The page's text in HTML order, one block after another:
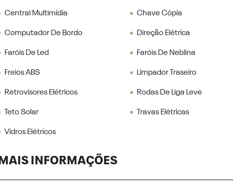
Central Multimídia Chave Cópia
Computador De Bordo Direção Elétrica
Faróis De Led Faróis De Neblina
Freios ABS Limpador Traseiro
Retrovisores Elétricos Rodas De Liga Leve
Teto Solar Travas Elétricas
Vidros Elétricos
MAIS INFORMAÇÕES